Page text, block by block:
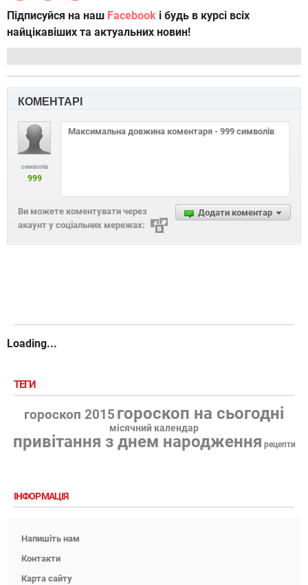
Підписуйся на наш Facebook і будь в курсі всіх
найцікавіших та актуальних новин!
КОМЕНТАРІ
символів
999
Додати коментар
Ви можете коментувати через
акаунт у соціальних мережах:
Loading...
ТЕГИ
гороскоп 2015 гороскоп на сьогодні
місячний календар
привітання з днем народження рецепти
ІНФОРМАЦІЯ
Напишіть нам
Контакти
Карта сайту